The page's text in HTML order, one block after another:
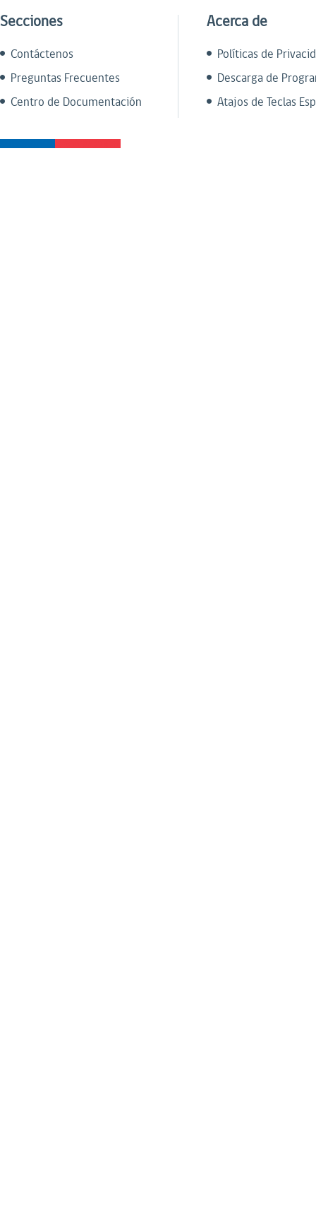
Secciones
Contáctenos
Preguntas Frecuentes
Centro de Documentación
Acerca de
Políticas de
Descarga de
Atajos de Teclas